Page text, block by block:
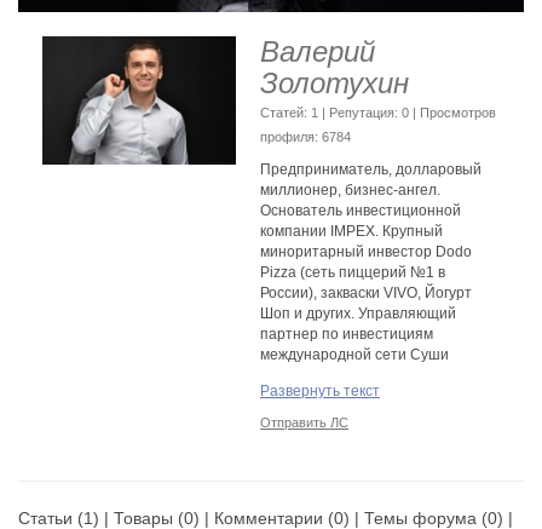
Валерий
Золотухин
Cтатей: 1 | Репутация: 0 | Просмотров
профиля: 6784
Предприниматель, долларовый
миллионер, бизнес-ангел.
Основатель инвестиционной
компании IMPEX. Крупный
миноритарный инвестор Dodo
Pizza (сеть пиццерий №1 в
России), закваски VIVO, Йогурт
Шоп и других. Управляющий
партнер по инвестициям
международной сети Суши
Развернуть текст
Отправить ЛС
Статьи (1) | Товары (0) | Комментарии (0) | Темы форума (0) |